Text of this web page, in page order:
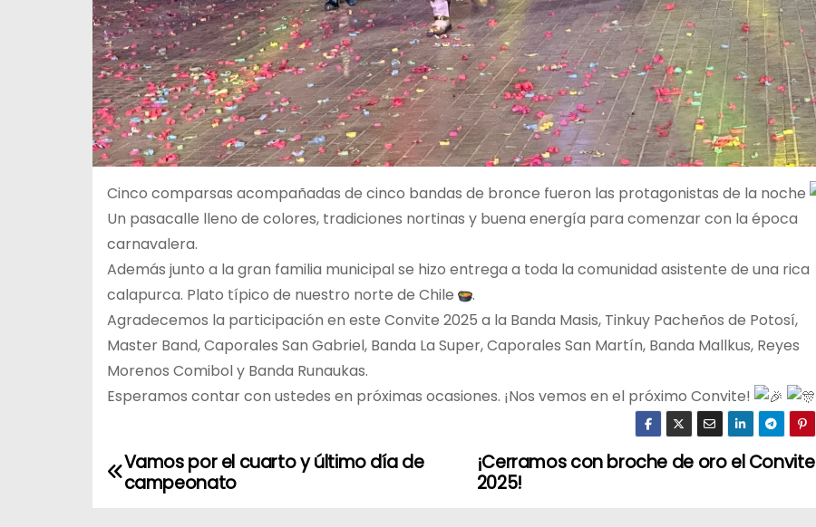
Cinco comparsas acompañadas de cinco bandas de bronce fueron las protagonistas de la noche
Un pasacalle lleno de colores, tradiciones nortinas y buena energía para comenzar con la época
carnavalera.
Además junto a la gran familia municipal se hizo entrega a toda la comunidad asistente de una rica
calapurca. Plato típico de nuestro norte de Chile
.
Agradecemos la participación en este Convite 2025 a la Banda Masis, Tinkuy Pacheños de Potosí,
Master Band, Caporales San Gabriel, Banda La Super, Caporales San Martín, Banda Mallkus, Reyes
Morenos Comibol y Banda Runaukas.
Esperamos contar con ustedes en próximas ocasiones. ¡Nos vemos en el próximo Convite!
N
¡Cerramos con broche de oro el Convite
2025!
Vamos por el cuarto y último día de
campeonato